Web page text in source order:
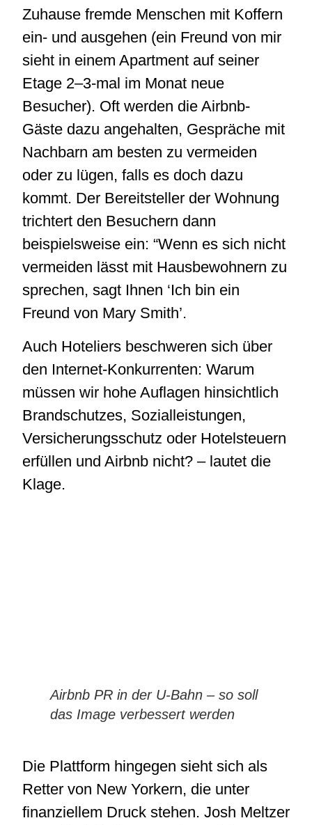
Zuhause fremde Menschen mit Koffern
ein- und ausgehen (ein Freund von mir
sieht in einem Apartment auf seiner
Etage 2–3-mal im Monat neue
Besucher). Oft werden die Airbnb-
Gäste dazu angehalten, Gespräche mit
Nachbarn am besten zu vermeiden
oder zu lügen, falls es doch dazu
kommt. Der Bereitsteller der Wohnung
trichtert den Besuchern dann
beispielsweise ein: “Wenn es sich nicht
vermeiden lässt mit Hausbewohnern zu
sprechen, sagt Ihnen ‘Ich bin ein
Freund von Mary Smith’.
Auch Hoteliers beschweren sich über
den Internet-Konkurrenten: Warum
müssen wir hohe Auflagen hinsichtlich
Brandschutzes, Sozialleistungen,
Versicherungsschutz oder Hotelsteuern
erfüllen und Airbnb nicht? – lautet die
Klage.
Airbnb PR in der U-Bahn – so soll
das Image verbessert werden
Die Plattform hingegen sieht sich als
Retter von New Yorkern, die unter
finanziellem Druck stehen. Josh Meltzer